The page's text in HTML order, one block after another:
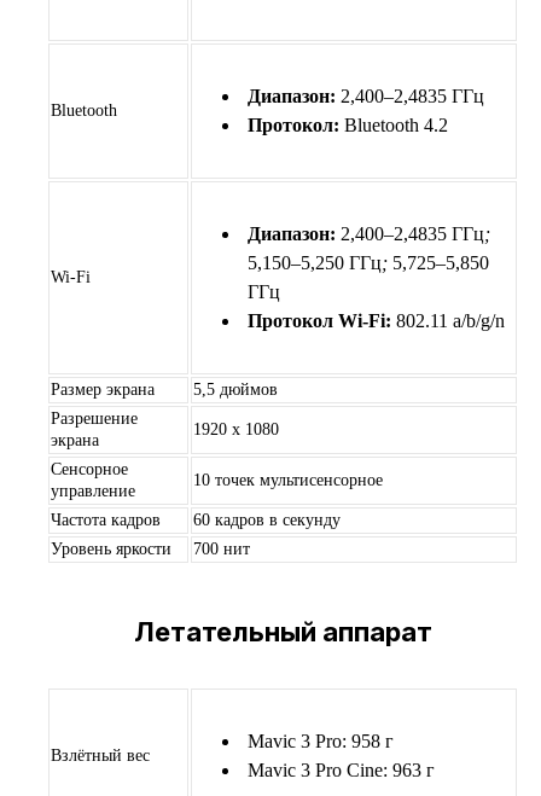
Bluetooth
Диапазон: 2,400–2,4835 ГГц
Протокол: Bluetooth 4.2
Wi-Fi
Диапазон: 2,400–2,4835 ГГц;
5,150–5,250 ГГц; 5,725–5,850
ГГц
Протокол Wi-Fi: 802.11 a/b/g/n
Размер экрана
5,5 дюймов
Разрешение
экрана
1920 х 1080
Сенсорное
управление
10 точек мультисенсорное
Частота кадров
60 кадров в секунду
Уровень яркости
700 нит
Летательный аппарат
Взлётный вес
Mavic 3 Pro: 958 г
Mavic 3 Pro Cine: 963 г